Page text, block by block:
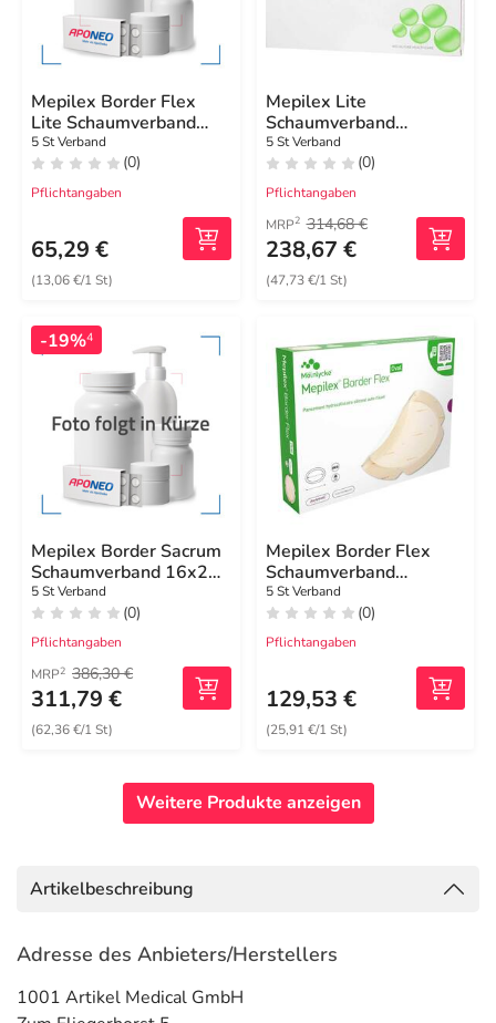
Mepilex Border Flex
Lite Schaumverband
5x12,5 cm
5 St Verband
(0)
Pflichtangaben
65,29 €
(13,06 €/1 St)
Mepilex Lite
Schaumverband
17,5x17,5cm steril
5 St Verband
(0)
Pflichtangaben
MRP2 314,68 €
238,67 €
(47,73 €/1 St)
-19%4
Mepilex Border Sacrum
Schaumverband 16x20
cm steril
5 St Verband
(0)
Pflichtangaben
MRP2 386,30 €
311,79 €
(62,36 €/1 St)
Mepilex Border Flex
Schaumverband
haft.7,8x10 cm oval
5 St Verband
(0)
Pflichtangaben
129,53 €
(25,91 €/1 St)
Weitere Produkte anzeigen
Artikelbeschreibung
Adresse des Anbieters/Herstellers
1001 Artikel Medical GmbH